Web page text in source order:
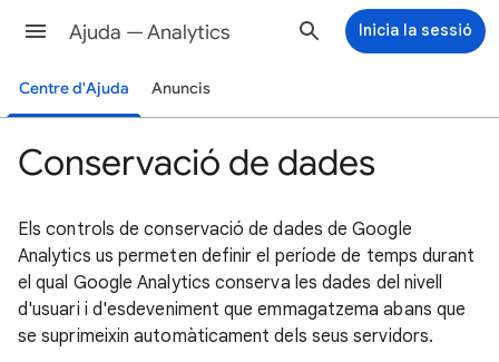
Ajuda — Analytics Inicia la sessió
Centre d'Ajuda Anuncis
Conservació de dades
Els controls de conservació de dades de Google
Analytics us permeten definir el període de temps durant
el qual Google Analytics conserva les dades del nivell
d'usuari i d'esdeveniment que emmagatzema abans que
se suprimeixin automàticament dels seus servidors.